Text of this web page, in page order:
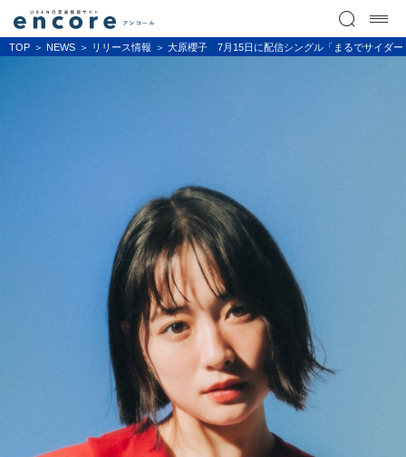
TOP NEWS リリース情報 大原櫻子 7月15日に配信シングル「まるでサイダ